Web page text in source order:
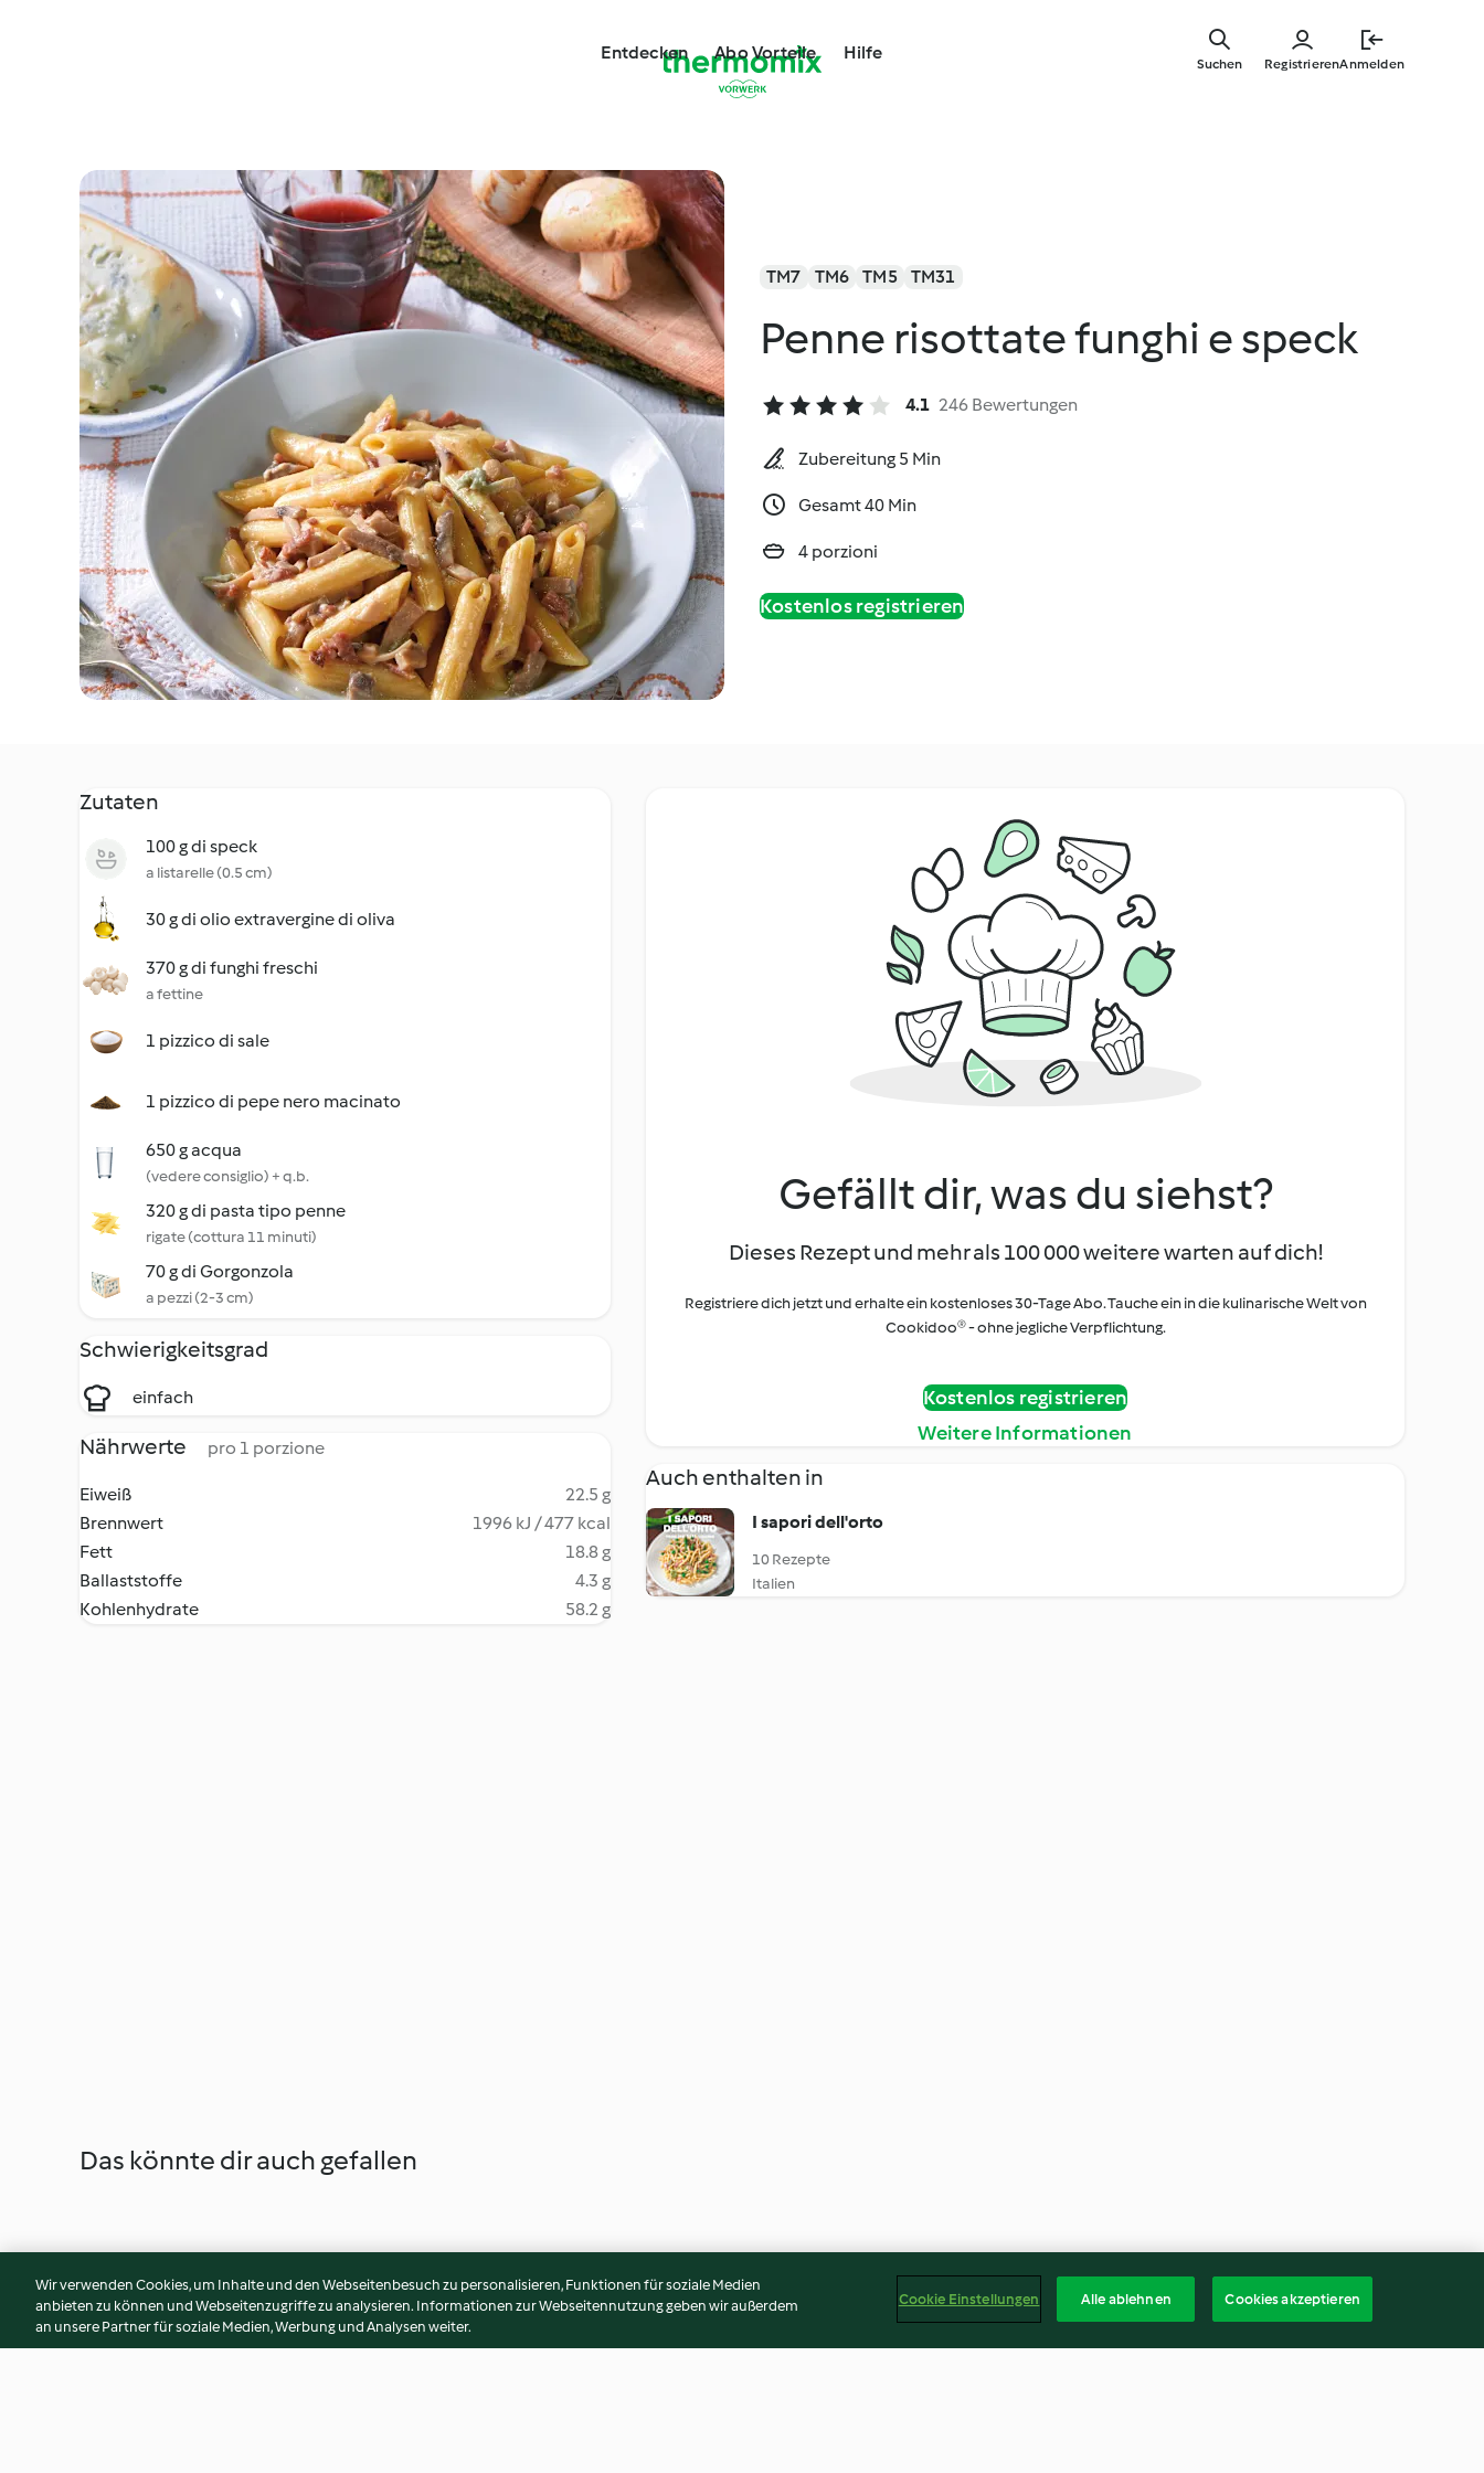
Entdecken Abo Vorteile Hilfe
RegistrierenAnmelden
Suchen
TM7 TM6 TM5 TM31
Penne risottate funghi e speck
4.1 246 Bewertungen
Zubereitung 5 Min
Gesamt 40 Min
4 porzioni
Kostenlos registrieren
Zutaten
100 g di speck
a listarelle (0.5 cm)
30 g di olio extravergine di oliva
370 g di funghi freschi
a fettine
1 pizzico di sale
1 pizzico di pepe nero macinato
650 g acqua
(vedere consiglio) + q.b.
320 g di pasta tipo penne
rigate (cottura 11 minuti)
70 g di Gorgonzola
a pezzi (2-3 cm)
Schwierigkeitsgrad
einfach
Nährwerte pro 1 porzione
Eiweiß
22.5 g
Brennwert
1996 kJ / 477 kcal
Fett
18.8 g
Ballaststoffe
4.3 g
Kohlenhydrate
58.2 g
Gefällt dir, was du siehst?
Dieses Rezept und mehr als 100 000 weitere warten auf dich!
Registriere dich jetzt und erhalte ein kostenloses 30-Tage Abo. Tauche ein in die kulinarische Welt von
Cookidoo® - ohne jegliche Verpflichtung.
Kostenlos registrieren
Weitere Informationen
Auch enthalten in
I sapori dell'orto
10 Rezepte
Italien
Das könnte dir auch gefallen
Wir verwenden Cookies, um Inhalte und den Webseitenbesuch zu personalisieren, Funktionen für soziale Medien
anbieten zu können und Webseitenzugriffe zu analysieren. Informationen zur Webseitennutzung geben wir außerdem
an unsere Partner für soziale Medien, Werbung und Analysen weiter.
Cookie Einstellungen Alle ablehnen Cookies akzeptieren